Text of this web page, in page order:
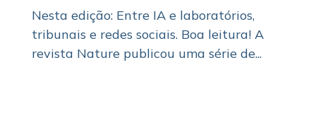
Nesta edição: Entre IA e laboratórios,
tribunais e redes sociais. Boa leitura! A
revista Nature publicou uma série de...